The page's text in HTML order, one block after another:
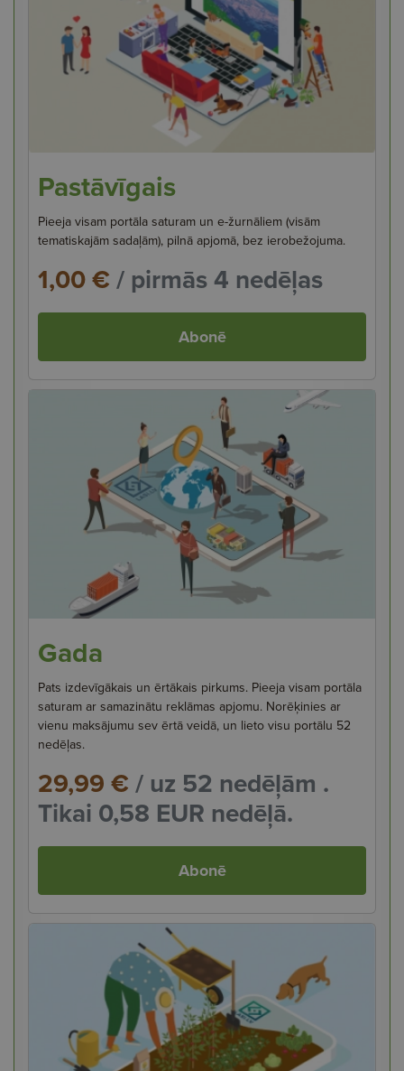
Pastāvīgais
Pieeja visam portāla saturam un e-žurnāliem (visām
tematiskajām sadaļām), pilnā apjomā, bez ierobežojuma.
1,00 €/ pirmās 4 nedēļas
Abonē
Gada
Pats izdevīgākais un ērtākais pirkums. Pieeja visam portāla
saturam ar samazinātu reklāmas apjomu. Norēķinies ar
vienu maksājumu sev ērtā veidā, un lieto visu portālu 52
nedēļas.
29,99 €/ uz 52 nedēļām .
Tikai 0,58 EUR nedēļā.
Abonē